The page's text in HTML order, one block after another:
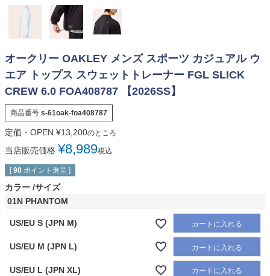
オークリー OAKLEY メンズ スポーツ カジュアル ウ
エア トップス スウェットトレーナー FGL SLICK
CREW 6.0 FOA408787 【2026SS】
商品番号 s-61oak-foa408787
定価・OPEN ¥13,200のところ
当店販売価格 ¥8,989税込
[ 90 ポイント進呈 ]
カラー サイズ
01N PHANTOM
US/EU S (JPN M) カートに入れる
US/EU M (JPN L) カートに入れる
US/EU L (JPN XL) カートに入れる